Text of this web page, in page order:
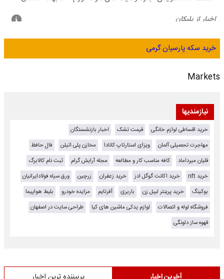
خرید سکه پارسیان گرمی
Markets
نیازمندیها
خرید اقساطی لوازم خانگی قیمت تشک
اخبار بازنشستگان
مهاجرت تحصیلی آلمان
ویزای استارتاپ کانادا مخازن پلی اتیلن
فال حافظ
قلیان میرداماد
کافه مناسب کار و مطالعه مجله آرایش گرام
ثبت نام کالابرگ
خرید nft
خرید اکانت گوگل ادز خرید زعفران زرچین
ورق سیاه فولادایرانیان
بوکینگ
خرید پرینتر لیبل زن باربری آفرتایم مزایده خودرو
بلیط هواپیما
فروشگاه لوله و اتصالات
لوازم یدکی ماشین های کیا
طراحی سایت در اصفهان
قهوه ساز دلونگی